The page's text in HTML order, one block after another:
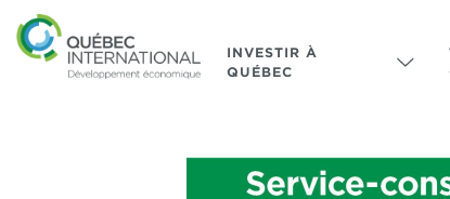
INVESTIR À
QUÉBEC